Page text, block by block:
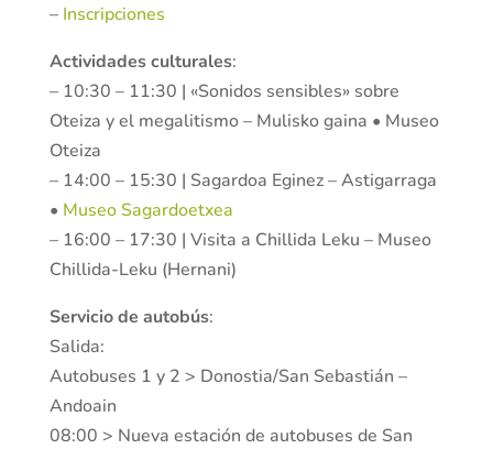
– Inscripciones
Actividades culturales:
– 10:30 – 11:30 | «Sonidos sensibles» sobre
Oteiza y el megalitismo – Mulisko gaina • Museo
Oteiza
– 14:00 – 15:30 | Sagardoa Eginez – Astigarraga
• Museo Sagardoetxea
– 16:00 – 17:30 | Visita a Chillida Leku – Museo
Chillida-Leku (Hernani)
Servicio de autobús:
Salida:
Autobuses 1 y 2 > Donostia/San Sebastián –
Andoain
08:00 > Nueva estación de autobuses de San